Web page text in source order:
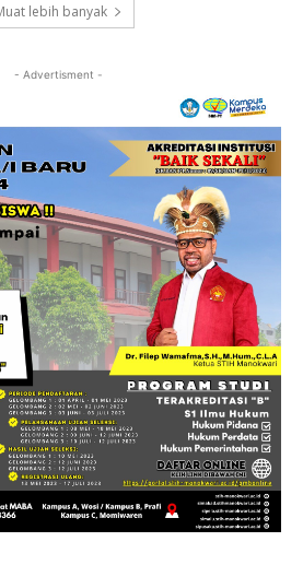
lebih banyak
- Advertisment -